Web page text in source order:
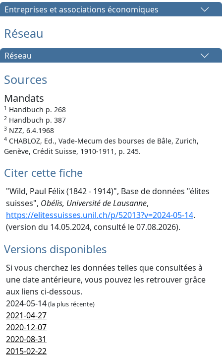
Entreprises et associations économiques
Réseau
Réseau
Sources
Mandats
1 Handbuch p. 268
2 Handbuch p. 387
3 NZZ, 6.4.1968
4 CHABLOZ, Ed., Vade-Mecum des bourses de Bâle, Zurich,
Genève, Crédit Suisse, 1910-1911, p. 245.
Citer cette fiche
"Wild, Paul Félix (1842 - 1914)", Base de données "élites
suisses", Obélis, Université de Lausanne,
https://elitessuisses.unil.ch/p/52013?v=2024-05-14.
(version du 14.05.2024, consulté le 07.08.2026).
Versions disponibles
Si vous cherchez les données telles que consultées à
une date antérieure, vous pouvez les retrouver grâce
aux liens ci-dessous.
2024-05-14(la plus récente)
2021-04-27
2020-12-07
2020-08-31
2015-02-22